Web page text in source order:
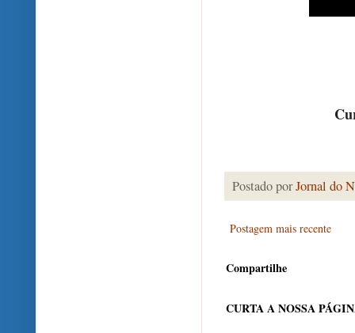
Postado porJornal do
Postagem mais recente
Compartilhe
CURTA A NOSSA